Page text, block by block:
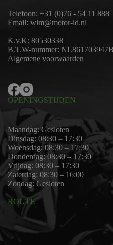
Telefoon: +31 (0)76 - 54 11 888
Email: wim@motor-id.nl
K.v.K: 80530338
B.T.W-nummer:
Algemene voorwaarden
OPENINGSTIJDEN
Maandag: Gesloten
Dinsdag: 08:30 – 17:30
Woensdag: 08:30 – 17:30
Donderdag: 08:30 – 17:30
Vrijdag: 08:30 – 17:30
Zaterdag: 08:30 – 16:00
Zondag: Gesloten
ROUTE